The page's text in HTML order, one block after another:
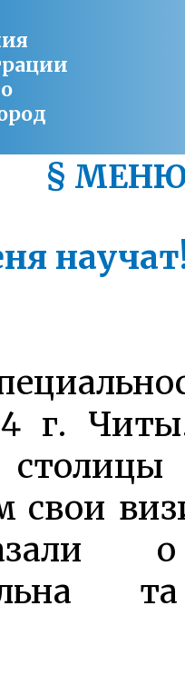
§
г.
свои